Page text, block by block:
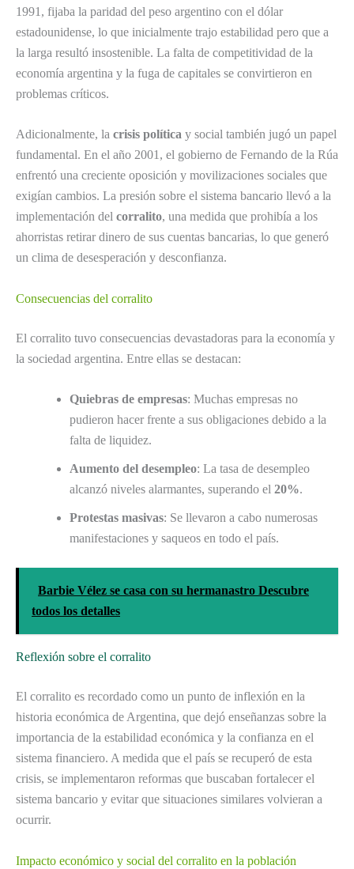
1991, fijaba la paridad del peso argentino con el dólar
estadounidense, lo que inicialmente trajo estabilidad pero que a
la larga resultó insostenible. La falta de competitividad de la
economía argentina y la fuga de capitales se convirtieron en
problemas críticos.
Adicionalmente, la crisis política y social también jugó un papel
fundamental. En el año 2001, el gobierno de Fernando de la Rúa
enfrentó una creciente oposición y movilizaciones sociales que
exigían cambios. La presión sobre el sistema bancario llevó a la
implementación del corralito, una medida que prohibía a los
ahorristas retirar dinero de sus cuentas bancarias, lo que generó
un clima de desesperación y desconfianza.
Consecuencias del corralito
El corralito tuvo consecuencias devastadoras para la economía y
la sociedad argentina. Entre ellas se destacan:
Quiebras de empresas: Muchas empresas no
pudieron hacer frente a sus obligaciones debido a la
falta de liquidez.
Aumento del desempleo: La tasa de desempleo
alcanzó niveles alarmantes, superando el 20%.
Protestas masivas: Se llevaron a cabo numerosas
manifestaciones y saqueos en todo el país.
Barbie Vélez se casa con su hermanastro Descubre
todos los detalles
Reflexión sobre el corralito
El corralito es recordado como un punto de inflexión en la
historia económica de Argentina, que dejó enseñanzas sobre la
importancia de la estabilidad económica y la confianza en el
sistema financiero. A medida que el país se recuperó de esta
crisis, se implementaron reformas que buscaban fortalecer el
sistema bancario y evitar que situaciones similares volvieran a
ocurrir.
Impacto económico y social del corralito en la población